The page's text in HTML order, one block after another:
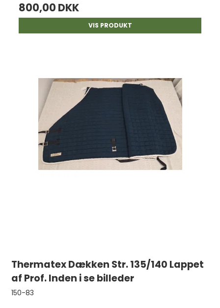
800,00 DKK
VIS PRODUKT
Thermatex Dækken Str. 135/140 Lappet
af Prof. Inden i se billeder
150-83